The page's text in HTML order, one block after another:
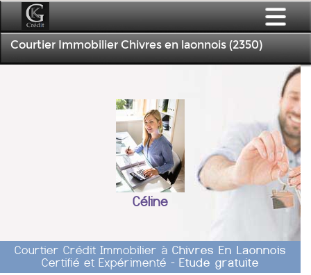
Courtier Immobilier Chivres en laonnois (2350)
Céline
Courtier Crédit Immobilier à Chivres En Laonnois
Certifié et Expérimenté - Etude gratuite